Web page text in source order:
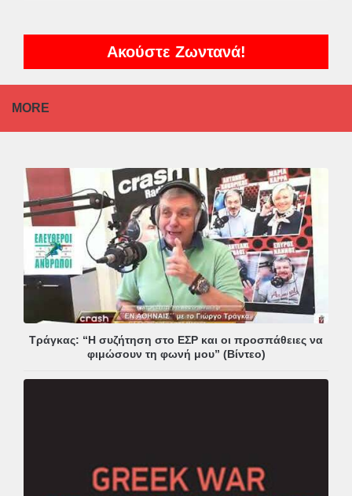
Ακούστε Ζωντανά!
MORE
Τράγκας: “Η συζήτηση στο ΕΣΡ και οι προσπάθειες να
φιμώσουν τη φωνή μου” (Βίντεο)